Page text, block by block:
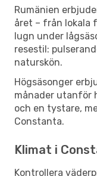
Rumänien
året – från lokala
lugn under
resestil:
naturskön.
Högsäsonger
månader utanför
och en tystare,
Constanta.
Klimat i
Kontrollera